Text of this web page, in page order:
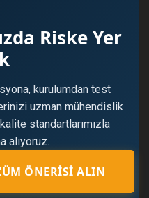
Riske Yer
kurulumdan test
uzman mühendislik
standartlarımızla
alıyoruz.
ÖNERISI ALIN